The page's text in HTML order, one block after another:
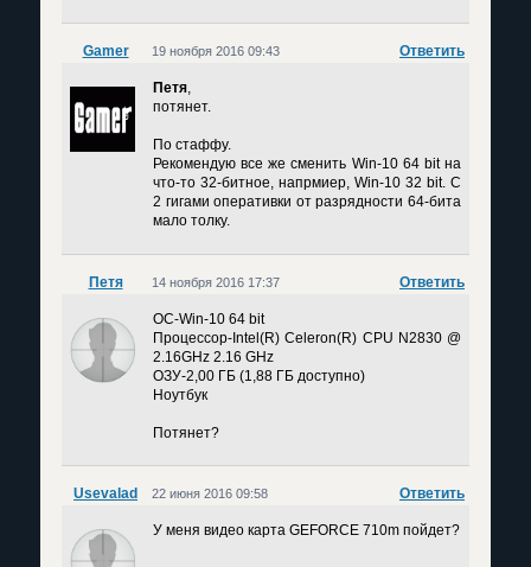
Gamer Ответить
19 ноября 2016 09:43
Петя,
потянет.
По стаффу.
Рекомендую все же сменить Win-10 64 bit на
что-то 32-битное, напрмиер, Win-10 32 bit. С
2 гигами оперативки от разрядности 64-бита
мало толку.
Петя Ответить
14 ноября 2016 17:37
OC-Win-10 64 bit
Процессор-Intel(R) Celeron(R) CPU N2830 @
2.16GHz 2.16 GHz
ОЗУ-2,00 ГБ (1,88 ГБ доступно)
Ноутбук
Потянет?
Usevalad Ответить
22 июня 2016 09:58
У меня видео карта GEFORCE 710m пойдет?